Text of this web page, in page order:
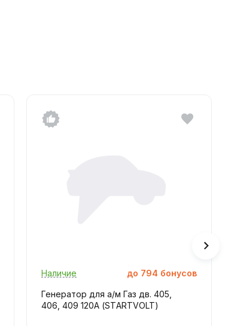
Наличие до 794 бонусов
Генератор для а/м Газ дв. 405,
406, 409 120А (STАRTVOLT)